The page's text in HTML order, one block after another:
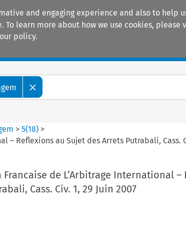
and engaging experience and also to
learn more about how we use cookies, please
policy.
>5(18) >
– Reflexions au Sujet des Arrets Putrabali, Cass.
Francaise de L’Arbitrage International
Cass. Civ. 1, 29 Juin 2007